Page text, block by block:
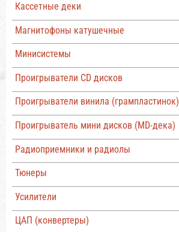
Кассетные деки
Магнитофоны катушечные
Минисистемы
Проигрыватели CD дисков
Проигрыватели винила (грампластинок)
Проигрыватель мини дисков (MD-дека)
Радиоприемники и радиолы
Тюнеры
Усилители
ЦАП (конвертеры)